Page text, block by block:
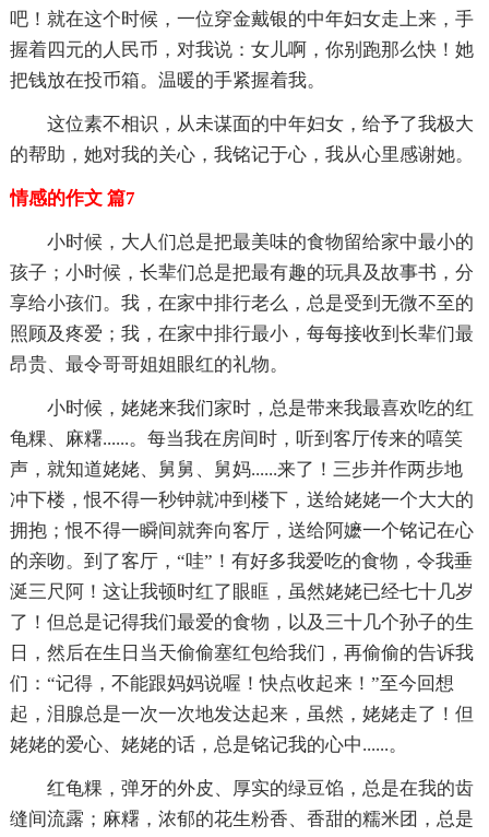
吧！就在这个时候，一位穿金戴银的中年妇女走上来，手
握着四元的人民币，对我说：女儿啊，你别跑那么快！她
把钱放在投币箱。温暖的手紧握着我。
这位素不相识，从未谋面的中年妇女，给予了我极大
的帮助，她对我的关心，我铭记于心，我从心里感谢她。
情感的作文 篇7
小时候，大人们总是把最美味的食物留给家中最小的
孩子；小时候，长辈们总是把最有趣的玩具及故事书，分
享给小孩们。我，在家中排行老么，总是受到无微不至的
照顾及疼爱；我，在家中排行最小，每每接收到长辈们最
昂贵、最令哥哥姐姐眼红的礼物。
小时候，姥姥来我们家时，总是带来我最喜欢吃的红
龟粿、麻糬......。每当我在房间时，听到客厅传来的嘻笑
声，就知道姥姥、舅舅、舅妈......来了！三步并作两步地
冲下楼，恨不得一秒钟就冲到楼下，送给姥姥一个大大的
拥抱；恨不得一瞬间就奔向客厅，送给阿嬷一个铭记在心
的亲吻。到了客厅，“哇”！有好多我爱吃的食物，令我垂
涎三尺阿！这让我顿时红了眼眶，虽然姥姥已经七十几岁
了！但总是记得我们最爱的食物，以及三十几个孙子的生
日，然后在生日当天偷偷塞红包给我们，再偷偷的告诉我
们：“记得，不能跟妈妈说喔！快点收起来！”至今回想
起，泪腺总是一次一次地发达起来，虽然，姥姥走了！但
姥姥的爱心、姥姥的话，总是铭记我的心中......。
红龟粿，弹牙的外皮、厚实的绿豆馅，总是在我的齿
缝间流露；麻糬，浓郁的花生粉香、香甜的糯米团，总是